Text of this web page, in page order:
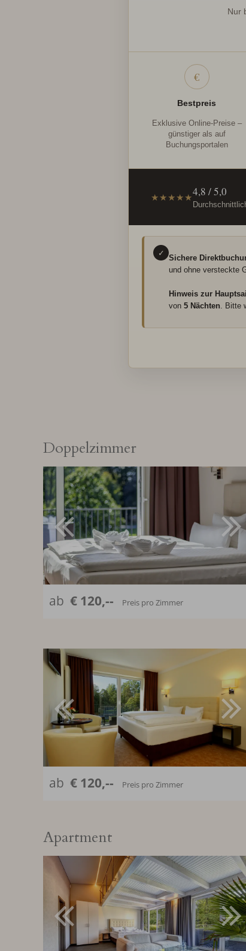
Nur
€
Bestpreis
Exklusive Online-Preise –
günstiger als auf
Buchungsportalen
★★★★★4,8 / 5,0
✓
Sichere
und ohne versteckte
Hinweis zur
von 5 Nächten. Bitte
Doppelzimmer
ab € 120,-- Preis pro Zimmer
ab € 120,-- Preis pro Zimmer
Apartment